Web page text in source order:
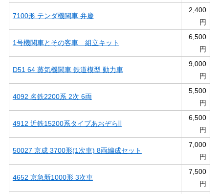
7100形 テンダ機関車 弁慶
2,400
円
1号機関車とその客車 組立キット
6,500
円
D51 64 蒸気機関車 鉄道模型 動力車
9,000
円
4092 名鉄2200系 2次 6両
5,500
円
4912 近鉄15200系タイプあおぞらⅡ
6,500
円
50027 京成 3700形(1次車) 8両編成セット
7,000
円
4652 京急新1000形 3次車
7,500
円